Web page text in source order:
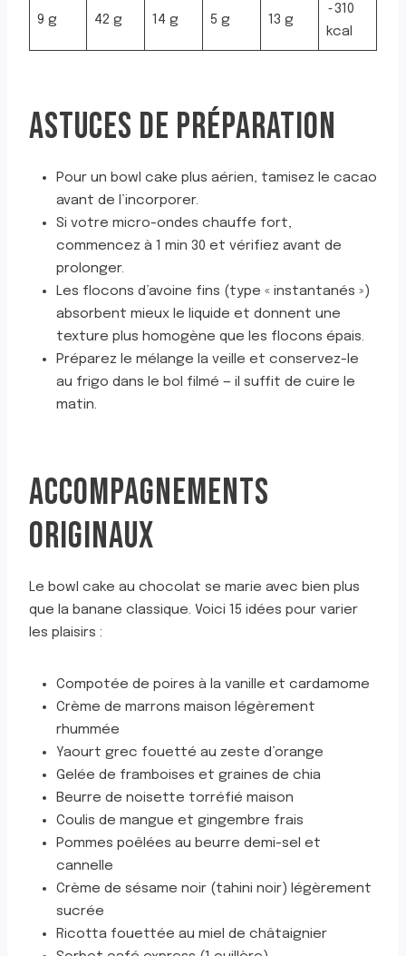
9 g 42 g 14 g 5 g 13 g
~310
kcal
ASTUCES DE PRÉPARATION
Pour un bowl cake plus aérien, tamisez le cacao
avant de l’incorporer.
Si votre micro-ondes chauffe fort,
commencez à 1 min 30 et vérifiez avant de
prolonger.
Les flocons d’avoine fins (type « instantanés »)
absorbent mieux le liquide et donnent une
texture plus homogène que les flocons épais.
Préparez le mélange la veille et conservez-le
au frigo dans le bol filmé — il suffit de cuire le
matin.
ACCOMPAGNEMENTS
ORIGINAUX
Le bowl cake au chocolat se marie avec bien plus
que la banane classique. Voici 15 idées pour varier
les plaisirs :
Compotée de poires à la vanille et cardamome
Crème de marrons maison légèrement
rhummée
Yaourt grec fouetté au zeste d’orange
Gelée de framboises et graines de chia
Beurre de noisette torréfié maison
Coulis de mangue et gingembre frais
Pommes poêlées au beurre demi-sel et
cannelle
Crème de sésame noir (tahini noir) légèrement
sucrée
Ricotta fouettée au miel de châtaignier